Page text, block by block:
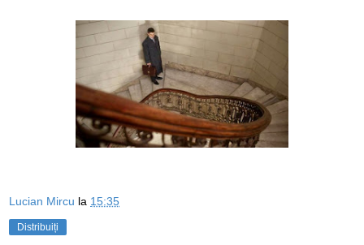
Lucian Mircu la 15:35
Distribuiți